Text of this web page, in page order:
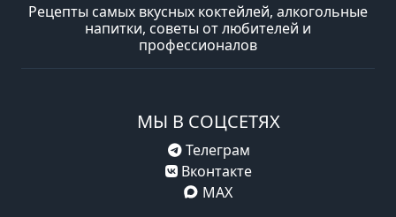
Рецепты самых вкусных коктейлей, алкогольные
напитки, советы от любителей и
профессионалов
МЫ В СОЦСЕТЯХ
Телеграм
Вконтакте
MAX